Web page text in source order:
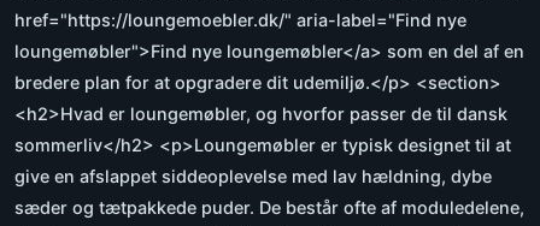
href="https://loungemoebler.dk/" aria-label="Find nye
loungemøbler">Find nye loungemøbler</a> som en del af en
bredere plan for at opgradere dit udemiljø.</p> <section>
<h2>Hvad er loungemøbler, og hvorfor passer de til dansk
sommerliv</h2> <p>Loungemøbler er typisk designet til at
give en afslappet siddeoplevelse med lav hældning, dybe
sæder og tætpakkede puder. De består ofte af moduledelene,